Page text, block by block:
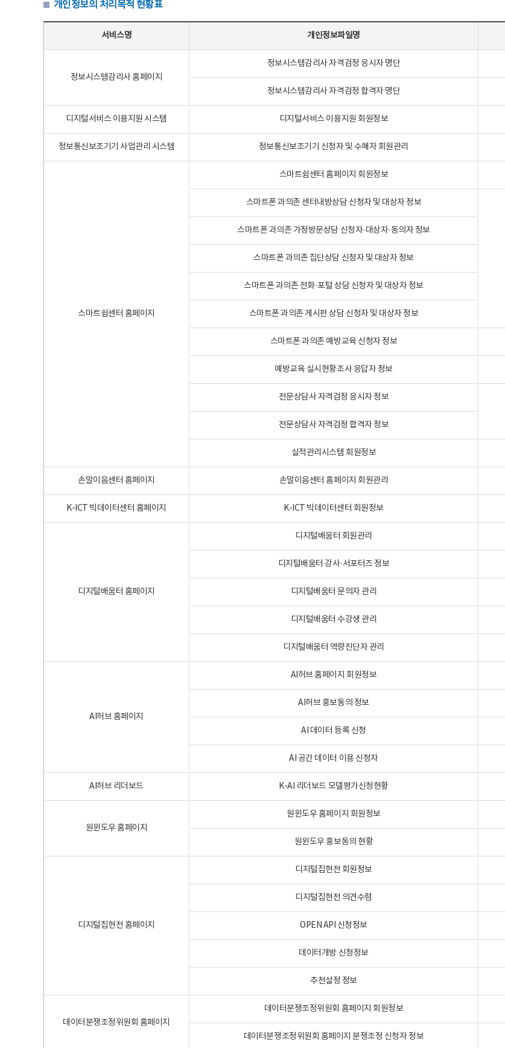
개인정보의 처리목적 현황표
서비스명 개인정보파일명
정보시스템감리사 홈페이지
정보시스템감리사 자격검정 응시자 명단
정보시스템감리사 자격검정 합격자 명단
디지털서비스 이용지원 시스템 디지털서비스 이용지원 회원정보
정보통신보조기기 사업관리 시스템 정보통신보조기기 신청자 및 수혜자 회원관리
스마트쉼센터 홈페이지
스마트쉼센터 홈페이지 회원정보
스마트폰 과의존 센터내방상담 신청자 및 대상자 정보
스마트폰 과의존 가정방문상담 신청자·대상자·동의자 정보
스마트폰 과의존 집단상담 신청자 및 대상자 정보
스마트폰 과의존 전화·포털 상담 신청자 및 대상자 정보
스마트폰 과의존 게시판 상담 신청자 및 대상자 정보
스마트폰 과의존 예방교육 신청자 정보
예방교육 실시현황조사 응답자 정보
전문상담사 자격검정 응시자 정보
전문상담사 자격검정 합격자 정보
실적관리시스템 회원정보
손말이음센터 홈페이지 손말이음센터 홈페이지 회원관리
K-ICT 빅데이터센터 홈페이지 K-ICT 빅데이터센터 회원정보
디지털배움터 홈페이지
디지털배움터 회원관리
디지털배움터 강사·서포터즈 정보
디지털배움터 문의자 관리
디지털배움터 수강생 관리
디지털배움터 역량진단자 관리
AI허브 홈페이지
AI허브 홈페이지 회원정보
AI허브 홍보동의 정보
AI 데이터 등록 신청
AI 공간 데이터 이용 신청자
AI허브 리더보드 K-AI 리더보드 모델평가신청현황
원윈도우 홈페이지
원윈도우 홈페이지 회원정보
원윈도우 홍보동의 현황
디지털집현전 홈페이지
디지털집현전 회원정보
디지털집현전 의견수렴
OPEN API 신청정보
데이터개방 신청정보
추천설정 정보
데이터분쟁조정위원회 홈페이지
데이터분쟁조정위원회 홈페이지 회원정보
데이터분쟁조정위원회 홈페이지 분쟁조정 신청자 정보